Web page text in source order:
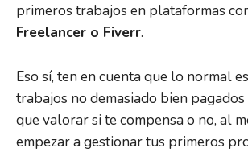
primeros trabajos en plataformas
Freelancer o Fiverr.
Eso sí, ten en cuenta que lo normal
trabajos no demasiado bien
que valorar si te compensa o no, al
empezar a gestionar tus primeros